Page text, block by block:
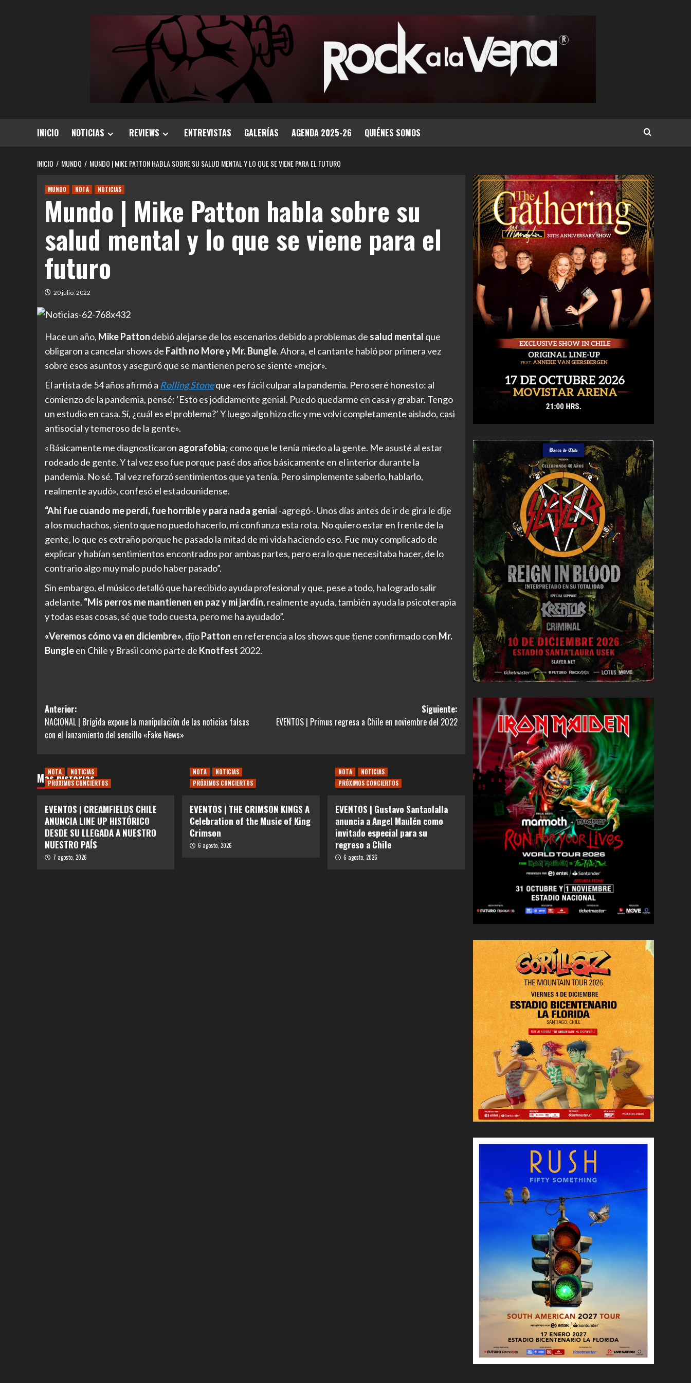
INICIO NOTICIAS REVIEWS ENTREVISTAS GALERÍAS AGENDA 2025-26 QUIÉNES SOMOS
INICIO MUNDO MUNDO | MIKE PATTON HABLA SOBRE SU SALUD MENTAL Y LO QUE SE VIENE PARA EL FUTURO
MUNDO NOTA NOTICIAS
Mundo | Mike Patton habla sobre su
salud mental y lo que se viene para el
futuro
20 julio, 2022
Hace un año, Mike Patton debió alejarse de los escenarios debido a problemas de salud mental que
obligaron a cancelar shows de Faith no MoreyMr. Bungle. Ahora, el cantante habló por primera vez
sobre esos asuntos y aseguró que se mantienen pero se siente «mejor».
El artista de 54 años afirmó a Rolling Stoneque «es fácil culpar a la pandemia. Pero seré honesto: al
comienzo de la pandemia, pensé: ‘Esto es jodidamente genial. Puedo quedarme en casa y grabar. Tengo
un estudio en casa. Sí, ¿cuál es el problema?’ Y luego algo hizo clic y me volví completamente aislado, casi
antisocial y temeroso de la gente».
«Básicamente me diagnosticaron agorafobia; como que le tenía miedo a la gente. Me asusté al estar
rodeado de gente. Y tal vez eso fue porque pasé dos años básicamente en el interior durante la
pandemia. No sé. Tal vez reforzó sentimientos que ya tenía. Pero simplemente saberlo, hablarlo,
realmente ayudó», confesó el estadounidense.
“Ahí fue cuando me perdí, fue horrible y para nada genial -agregó-. Unos días antes de ir de gira le dije
a los muchachos, siento que no puedo hacerlo, mi confianza esta rota. No quiero estar en frente de la
gente, lo que es extraño porque he pasado la mitad de mi vida haciendo eso. Fue muy complicado de
explicar y habían sentimientos encontrados por ambas partes, pero era lo que necesitaba hacer, de lo
contrario algo muy malo pudo haber pasado”.
Sin embargo, el músico detalló que ha recibido ayuda profesional y que, pese a todo, ha logrado salir
adelante. “Mis perros me mantienen en paz y mi jardín, realmente ayuda, también ayuda la psicoterapia
y todas esas cosas, sé que todo cuesta, pero me ha ayudado”.
«Veremos cómo va en diciembre», dijoPatton en referencia a los shows que tiene confirmado con Mr.
Bungleen Chile y Brasil como parte de Knotfest 2022.
Navegación
de
entradas
Anterior:
NACIONAL | Brígida expone la manipulación de las noticias falsas
con el lanzamiento del sencillo «Fake News»
Siguiente:
EVENTOS | Primus regresa a Chile en noviembre del 2022
Más historias
NOTA
NOTICIAS
PRÓXIMOS CONCIERTOS
EVENTOS | CREAMFIELDS CHILE
ANUNCIA LINE UP HISTÓRICO
DESDE SU LLEGADA A NUESTRO
NUESTRO PAÍS
7 agosto, 2026
NOTA
NOTICIAS
PRÓXIMOS CONCIERTOS
EVENTOS | THE CRIMSON KINGS A
Celebration of the Music of King
Crimson
6 agosto, 2026
NOTA
NOTICIAS
PRÓXIMOS CONCIERTOS
EVENTOS | Gustavo Santaolalla
anuncia a Angel Maulén como
invitado especial para su
regreso a Chile
6 agosto, 2026